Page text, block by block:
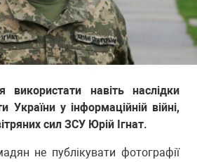
використати навіть наслідки
України у інформаційній війні,
сил ЗСУ Юрій Ігнат.
не публікувати фотографії